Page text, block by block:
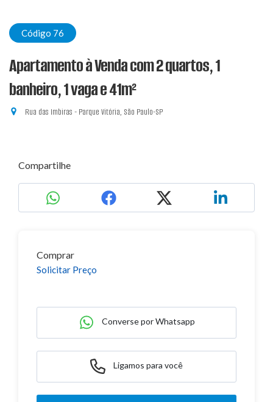
Código 76
Apartamento à Venda com 2 quartos, 1
banheiro, 1 vaga e 41m²
Rua das Imbiras - Parque Vitória, São Paulo-SP
Compartilhe
Comprar
Solicitar Preço
Converse por Whatsapp
Ligamos para você